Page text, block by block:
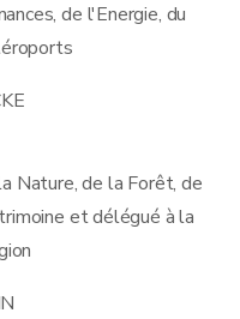
de l'Energie, du
Nature, de la Forêt, de
et délégué à la